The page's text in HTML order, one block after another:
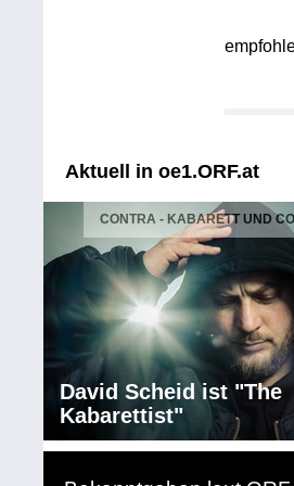
Aktuell in oe1.ORF.at
CONTRA - KABARETT UND
David Scheid ist "The
Kabarettist"